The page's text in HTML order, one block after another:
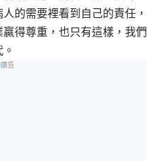
的需要裡看到自己的責任，
得尊重，也只有這樣，我們
廣告